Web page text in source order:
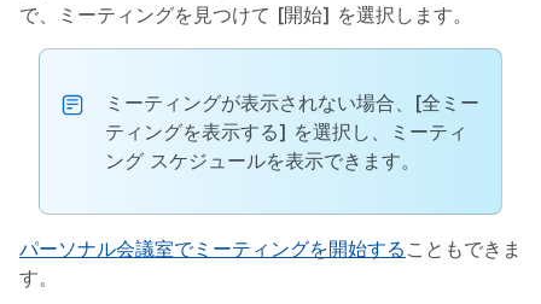
で、ミーティングを見つけて [開始] を選択します。
ミーティングが表示されない場合、 [全ミー
ティングを表示する] を選択し、ミーティ
ング スケジュールを表示できます。
パーソナル会議室でミーティングを開始する こともできま
す。